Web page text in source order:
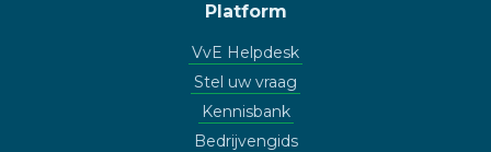
Platform
VvE Helpdesk
Stel uw vraag
Kennisbank
Bedrijvengids